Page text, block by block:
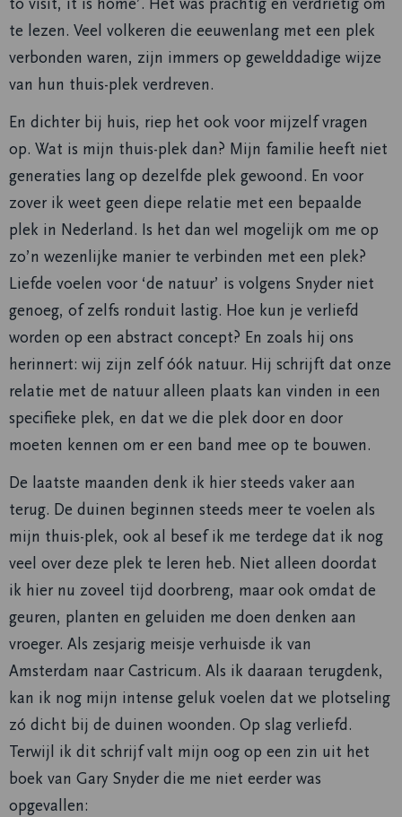
te lezen. Veel volkeren die eeuwenlang met een plek
verbonden waren, zijn immers op gewelddadige wijze
van hun thuis-plek verdreven.
En dichter bij huis, riep het ook voor mijzelf vragen
op. Wat is mijn thuis-plek dan? Mijn familie heeft niet
generaties lang op dezelfde plek gewoond. En voor
zover ik weet geen diepe relatie met een bepaalde
plek in Nederland. Is het dan wel mogelijk om me op
zo’n wezenlijke manier te verbinden met een plek?
Liefde voelen voor ‘de natuur’ is volgens Snyder niet
genoeg, of zelfs ronduit lastig. Hoe kun je verliefd
worden op een abstract concept? En zoals hij ons
herinnert: wij zijn zelf óók natuur. Hij schrijft dat onze
relatie met de natuur alleen plaats kan vinden in een
specifieke plek, en dat we die plek door en door
moeten kennen om er een band mee op te bouwen.
De laatste maanden denk ik hier steeds vaker aan
terug. De duinen beginnen steeds meer te voelen als
mijn thuis-plek, ook al besef ik me terdege dat ik nog
veel over deze plek te leren heb. Niet alleen doordat
ik hier nu zoveel tijd doorbreng, maar ook omdat de
geuren, planten en geluiden me doen denken aan
vroeger. Als zesjarig meisje verhuisde ik van
Amsterdam naar Castricum. Als ik daaraan terugdenk,
kan ik nog mijn intense geluk voelen dat we plotseling
zó dicht bij de duinen woonden. Op slag verliefd.
Terwijl ik dit schrijf valt mijn oog op een zin uit het
boek van Gary Snyder die me niet eerder was
opgevallen: